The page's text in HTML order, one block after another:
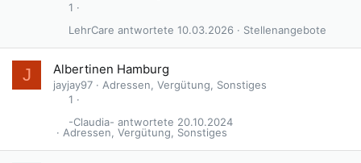
1
Stellenangebote
10.03.2026
LehrCare
J Albertinen Hamburg
jayjay97
Adressen, Vergütung, Sonstiges
1
Adressen, Vergütung, Sonstiges
20.10.2024
-Claudia-